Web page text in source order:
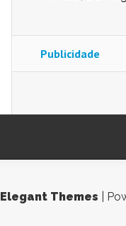
Nunes de Sena,
Glória Pereira,
Publicidade
Elegant Themes |